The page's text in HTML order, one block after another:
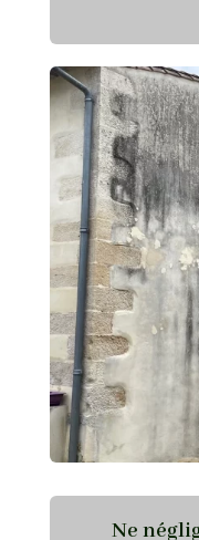
Ne